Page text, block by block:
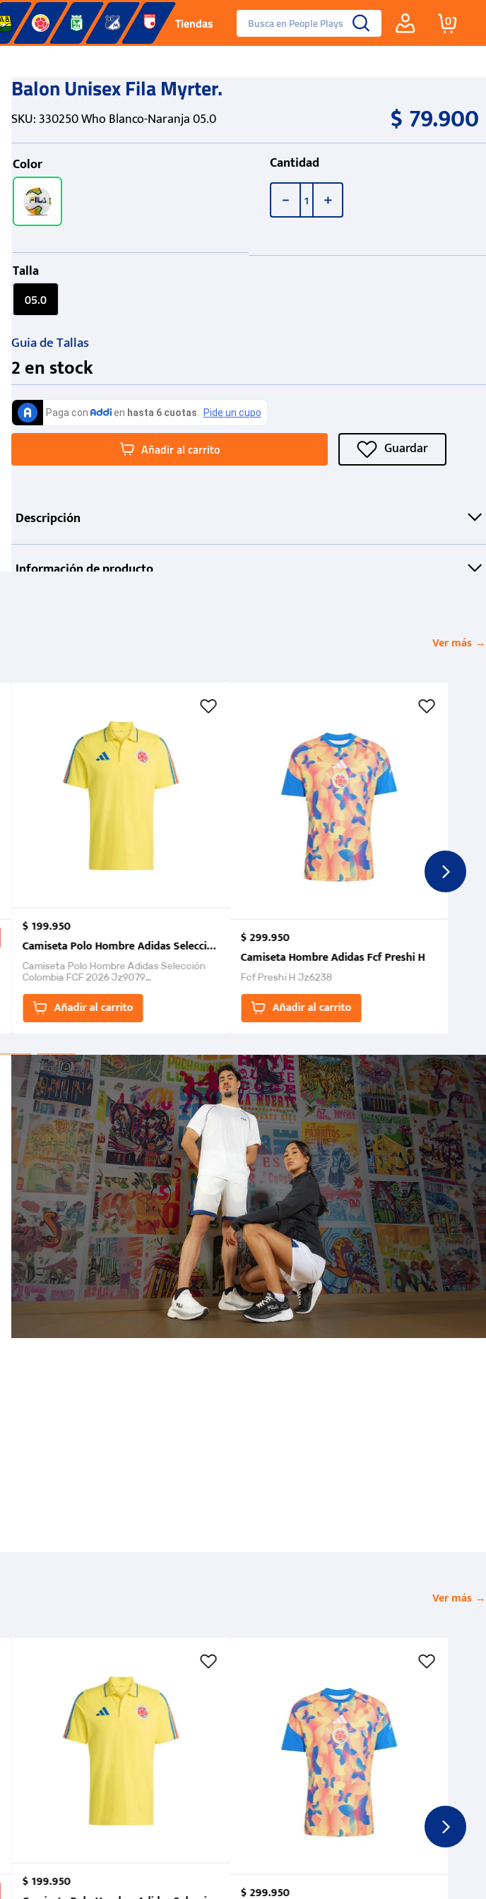
Tiendas Busca en People Plays
Tenis
Reebok Fashion
0
Balon Unisex Fila Myrter.
SKU:330250 Who Blanco-Naranja 05.0 $79.900
Color
Talla
05.0
Guia de Tallas
2en stock
Cantidad
＋
－
Añadir al carrito
Descripción
Información de producto
Ver más →
$199.950
Camiseta Polo Hombre Adidas Selección Colombia FCF 2026.
Camiseta Polo Hombre Adidas Selección
Colombia FCF 2026 Jz9079
un estilo de...Añadir al carrito
$299.950
Camiseta Hombre Adidas Fcf Preshi H
Fcf Preshi H Jz6238
Añadir al carrito
Ver más →
$199.950
$299.950